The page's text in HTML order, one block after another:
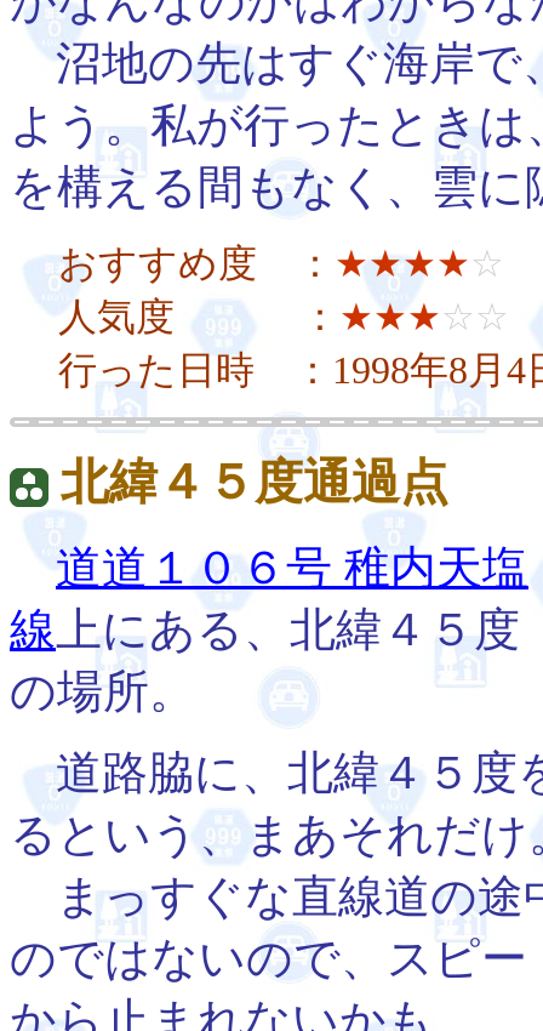
沼地の先はすぐ海岸で
よう。私が行ったとき
を構える間もなく、雲
おすすめ度 ： ★★★★☆
人気度 ： ★★★☆☆
行った日時 ：1998年8月
北緯４５度通過点
道道１０６号 稚内天塩
線上にある、北緯４５度
の場所。
道路脇に、北緯４５度
るという、まあそれだけ
まっすぐな直線道の途
のではないので、スピ
から止まれないかも。